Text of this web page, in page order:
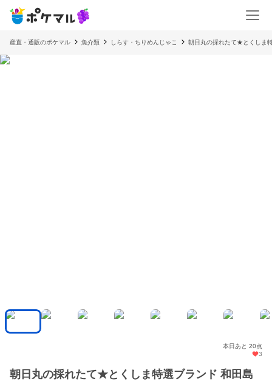
産直・通販のポケマル 魚介類 しらす・ちりめんじゃこ 朝日丸の採れたて★とくしま
本日あと 20点
3
朝日丸の採れたて★とくしま特選ブランド 和田島